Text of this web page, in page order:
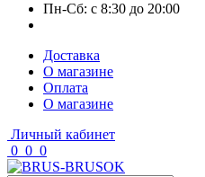
Пн-Сб: с 8:30 до 20:00
Доставка
О магазине
Оплата
О магазине
Личный кабинет
0 0 0